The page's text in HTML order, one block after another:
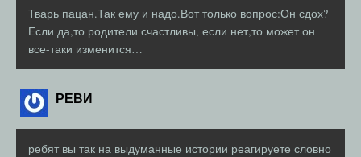
Тварь пацан.Так ему и надо.Вот только вопрос:Он сдох?
Если да,то родители счастливы, если нет,то может он
все-таки изменится…
РЕВИ
ребят вы так на выдуманные истории реагируете словно